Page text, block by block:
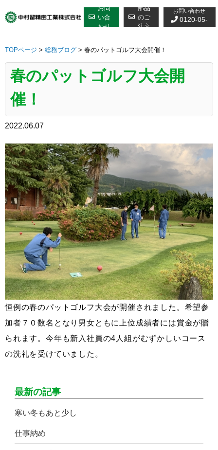
to
お問
い合
わせ
部品
のご
注文
お問い合わせ
0120-05-
TOPページ > 総務ブログ > 春のパットゴルフ大会開催！
春のパットゴルフ大会開
催！
2022.06.07
恒例の春のパットゴルフ大会が開催されました。希望参
加者７０数名となり男女ともに上位成績者には賞金が贈
られます。今年も新入社員の4人組がむずかしいコース
の洗礼を受けていました。
最新の記事
寒い冬もあと少し
仕事納め